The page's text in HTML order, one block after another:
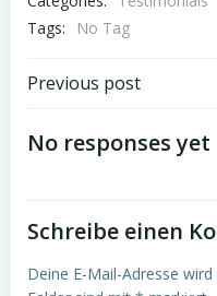
Tags:
No Tag
Post
navigation
Previous post
No responses yet
Schreibe einen
Deine E-Mail-Adresse